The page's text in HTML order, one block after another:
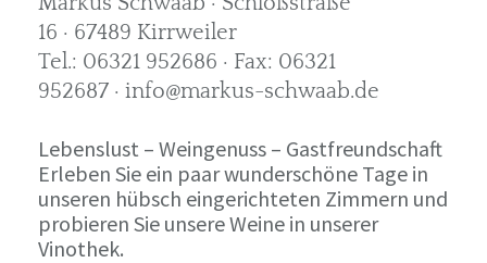
16 · 67489 Kirrweiler
Tel.: 06321 952686 · Fax: 06321
952687 · info@markus-schwaab.de
Lebenslust – Weingenuss – Gastfreundschaft
Erleben Sie ein paar wunderschöne Tage in
unseren hübsch eingerichteten Zimmern und
probieren Sie unsere Weine in unserer
Vinothek.